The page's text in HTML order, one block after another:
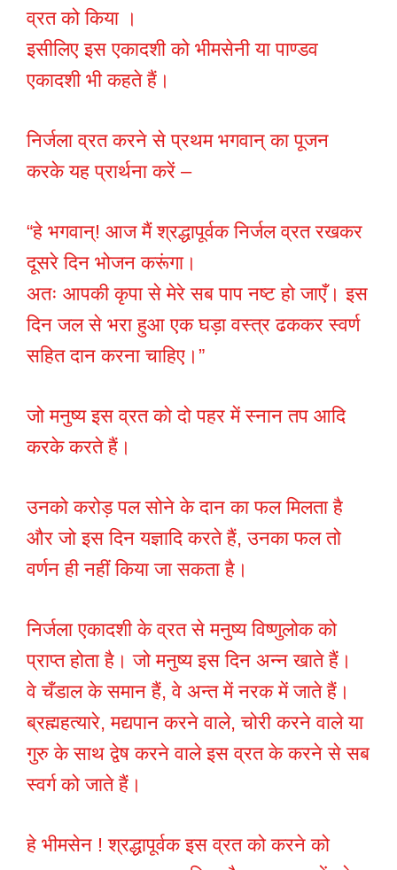
व्रत को किया ।
इसीलिए इस एकादशी को भीमसेनी या पाण्डव
एकादशी भी कहते हैं।
निर्जला व्रत करने से प्रथम भगवान् का पूजन
करके यह प्रार्थना करें –
“हे भगवान्! आज मैं श्रद्धापूर्वक निर्जल व्रत रखकर
दूसरे दिन भोजन करूंगा।
अतः आपकी कृपा से मेरे सब पाप नष्ट हो जाएँ। इस
दिन जल से भरा हुआ एक घड़ा वस्त्र ढककर स्वर्ण
सहित दान करना चाहिए।”
जो मनुष्य इस व्रत को दो पहर में स्नान तप आदि
करके करते हैं।
उनको करोड़ पल सोने के दान का फल मिलता है
और जो इस दिन यज्ञादि करते हैं, उनका फल तो
वर्णन ही नहीं किया जा सकता है।
निर्जला एकादशी के व्रत से मनुष्य विष्णुलोक को
प्राप्त होता है। जो मनुष्य इस दिन अन्न खाते हैं।
वे चँडाल के समान हैं, वे अन्त में नरक में जाते हैं।
ब्रह्महत्यारे, मद्यपान करने वाले, चोरी करने वाले या
गुरु के साथ द्वेष करने वाले इस व्रत के करने से सब
स्वर्ग को जाते हैं।
हे भीमसेन ! श्रद्धापूर्वक इस व्रत को करने को